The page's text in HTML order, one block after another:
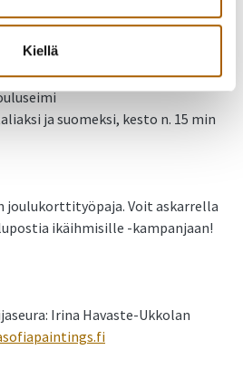
Kiellä
ja suomeksi, kesto n. 15 min
joulukorttityöpaja. Voit askarrella
ikäihmisille -kampanjaan!
Irina Havaste-Ukkolan